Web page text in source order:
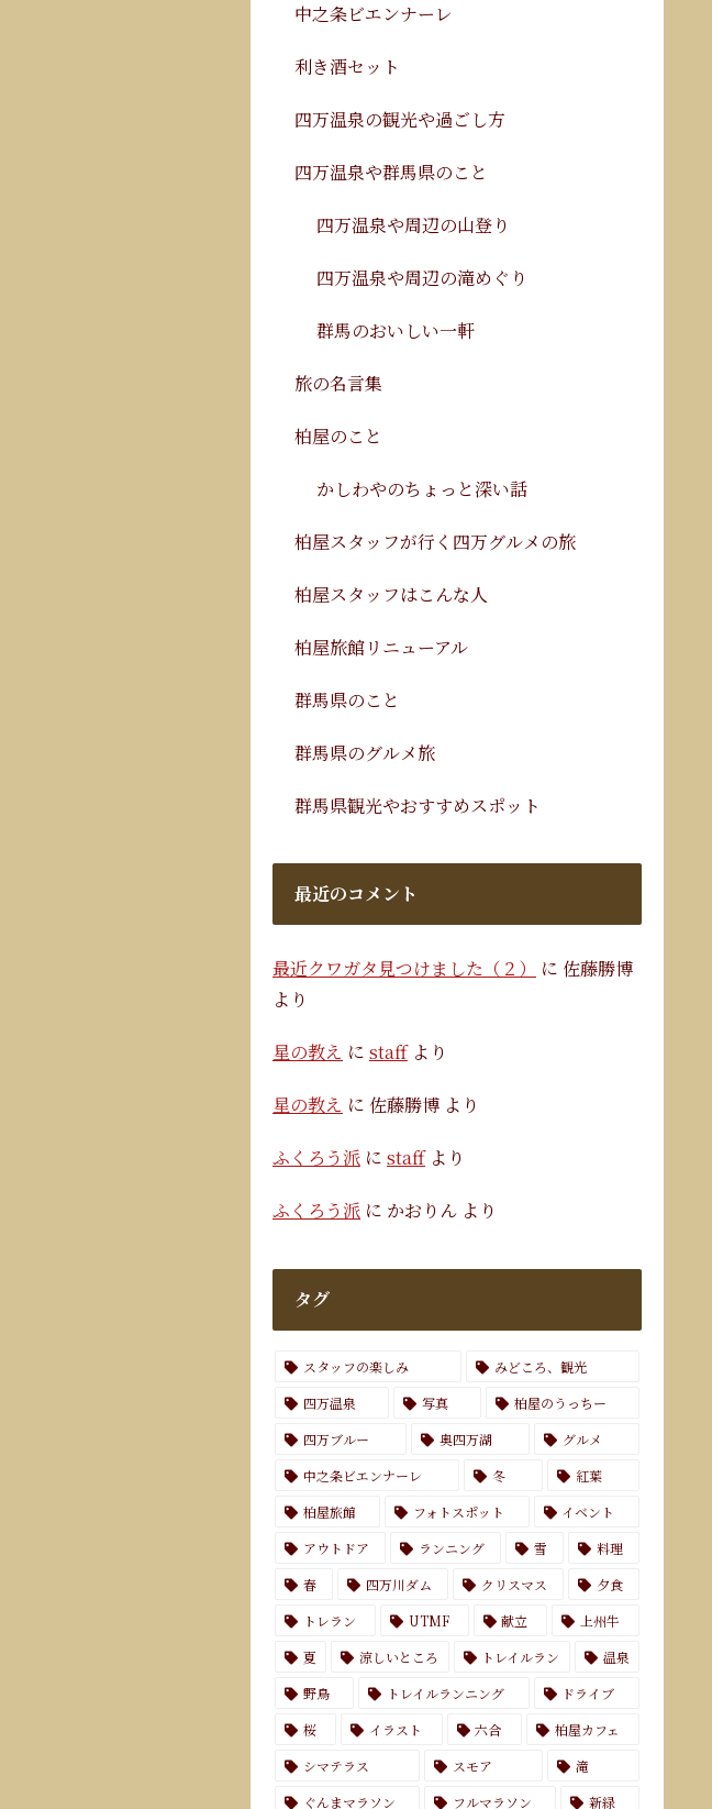
中之条ビエンナーレ
利き酒セット
四万温泉の観光や過ごし方
四万温泉や群馬県のこと
四万温泉や周辺の山登り
四万温泉や周辺の滝めぐり
群馬のおいしい一軒
旅の名言集
柏屋のこと
かしわやのちょっと深い話
柏屋スタッフが行く四万グルメの旅
柏屋スタッフはこんな人
柏屋旅館リニューアル
群馬県のこと
群馬県のグルメ旅
群馬県観光やおすすめスポット
最近のコメント
最近クワガタ見つけました（２） に 佐藤勝博
より
星の教え に staffより
星の教え に 佐藤勝博 より
ふくろう派 に staffより
ふくろう派 に かおりん より
タグ
スタッフの楽しみ
みどころ、観光
四万温泉
写真
柏屋のうっちー
四万ブルー
奥四万湖
グルメ
中之条ビエンナーレ
冬
紅葉
柏屋旅館
フォトスポット
イベント
アウトドア
ランニング 雪
料理
春
四万川ダム クリスマス
夕食
トレラン
UTMF 献立
上州牛
夏
涼しいところ トレイルラン
温泉
野鳥
トレイルランニング
ドライブ
桜
イラスト 六合
柏屋カフェ
シマテラス
スモア
滝
ぐんまマラソン
フルマラソン 新緑